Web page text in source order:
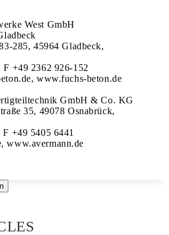
West GmbH
285, 45964 Gladbeck,
+49 2362 926-152
www.fuchs-beton.de
GmbH & Co. KG
35, 49078 Osnabrück,
+49 5405 6441
www.avermann.de